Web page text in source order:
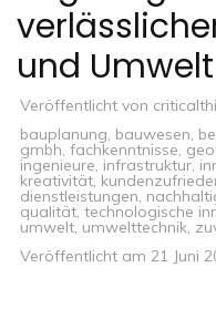
und Umwelt
Veröffentlicht von
bauplanung, bauwesen,
gmbh, fachkenntnisse,
ingenieure, infrastruktur,
kreativität,
dienstleistungen,
qualität, technologische
umwelt, umwelttechnik,
Veröffentlicht am 21 Juni